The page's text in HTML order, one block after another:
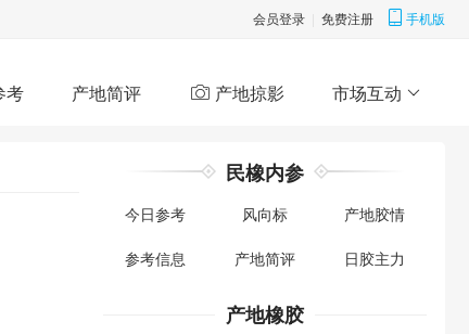
会员登录 免费注册 手机版
考 产地简评 产地掠影 市场互动
民橡内参
今日参考 风向标 产地胶情
参考信息 产地简评 日胶主力
产地橡胶